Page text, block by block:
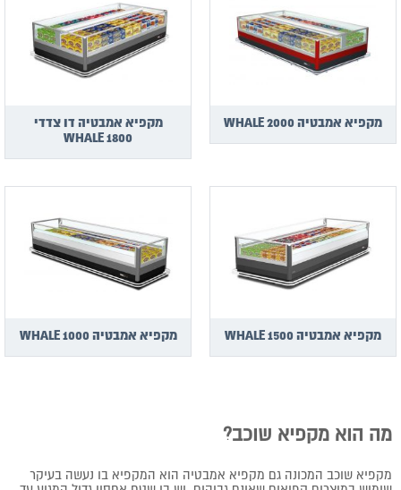
מקפיא אמבטיה WHALE 2000
מקפיא אמבטיה דו צדדי
WHALE 1800
מקפיא אמבטיה WHALE 1500 מקפיא אמבטיה WHALE 1000
מה הוא מקפיא שוכב?
מקפיא שוכב המכונה גם מקפיא אמבטיה הוא המקפיא בו נעשה בעיקר